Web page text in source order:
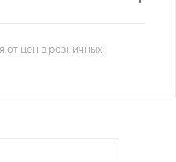
от цен в розничных